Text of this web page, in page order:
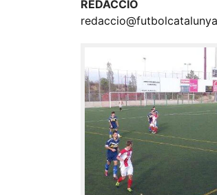
REDACCIÓ